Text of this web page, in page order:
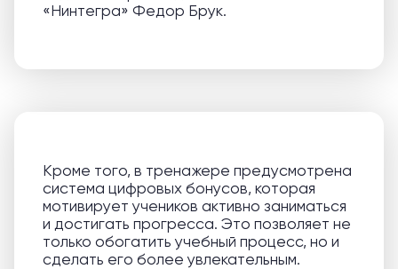
«Нинтегра» Федор Брук.
Кроме того, в тренажере предусмотрена
система цифровых бонусов, которая
мотивирует учеников активно заниматься
и достигать прогресса. Это позволяет не
только обогатить учебный процесс, но и
сделать его более увлекательным.